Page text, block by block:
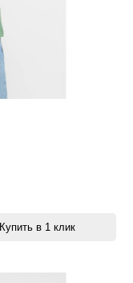
Купить в 1 клик